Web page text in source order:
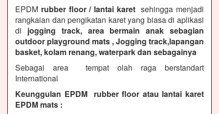
EPDM rubber floor / lantai karetsehingga menjadi
rangkaian dan pengikatan karet yang biasa di aplikasi
di jogging track, area bermain anak sebagian
outdoor playground mats , Jogging track,lapangan
basket, kolam renang, waterpark dan sebagainya
Sebagai area tempat olah raga berstandart
International
Keunggulan EPDM rubber floor atau lantai karet
EPDM mats :